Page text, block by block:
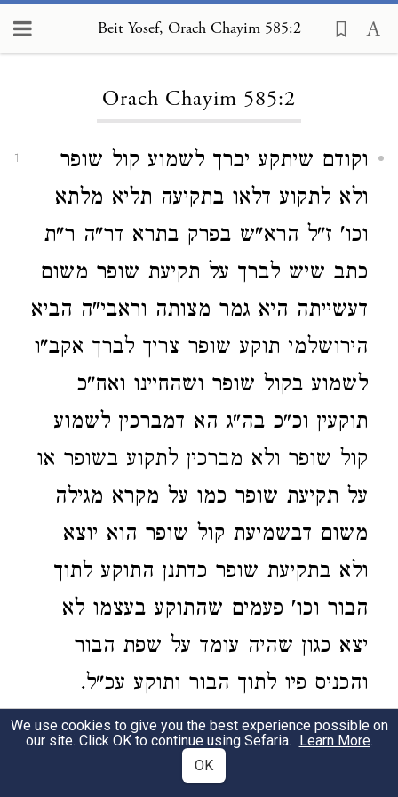
Beit Yosef, Orach Chayim 585:2
Orach Chayim 585:2
1
וקודם שיתקע יברך לשמוע קול שופר
ולא לתקוע דלאו בתקיעה תליא מלתא
וכו' ז"ל הרא"ש בפרק בתרא דר"ה ר"ת
כתב שיש לברך על תקיעת שופר משום
דעשייתה היא גמר מצותה וראבי"ה הביא
הירושלמי תוקע שופר צריך לברך אקב"ו
לשמוע בקול שופר ושהחיינו ואח"כ
תוקעין וכ"כ בה"ג הא דמברכין לשמוע
קול שופר ולא מברכין לתקוע בשופר או
על תקיעת שופר כמו על מקרא מגילה
משום דבשמיעת קול שופר הוא יוצא
ולא בתקיעת שופר כדתנן התוקע לתוך
הבור וכו' פעמים שהתוקע בעצמו לא
יצא כגון שהיה עומד על שפת הבור
והכניס פיו לתוך הבור ותוקע עכ"ל.
ורבינו נתכוון לכתוב דברי בה"ג וקיצר
במקום שאמרו להאריך והרמב"ם כתב
We use cookies to give you the best experience possible on
our site. Click OK to continue using Sefaria. Learn More.
OK